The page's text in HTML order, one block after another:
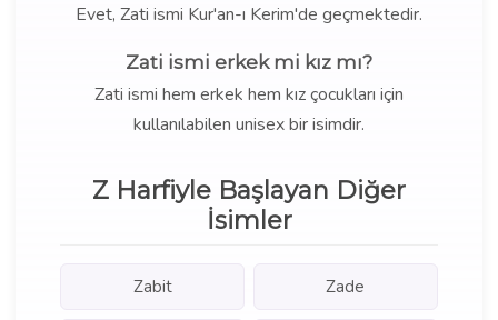
Evet, Zati ismi Kur'an-ı Kerim'de geçmektedir.
Zati ismi erkek mi kız mı?
Zati ismi hem erkek hem kız çocukları için
kullanılabilen unisex bir isimdir.
Z Harfiyle Başlayan Diğer
İsimler
Zabit Zade